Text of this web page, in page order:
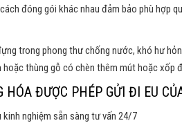
đóng gói khác nhau đảm bảo phù hợp
trong phong thư chống nước, khó hư
thùng gỗ có chèn thêm mút hoặc xốp
HÓA ĐƯỢC PHÉP GỬI ĐI EU
nghiệm sẵn sàng tư vấn 24/7